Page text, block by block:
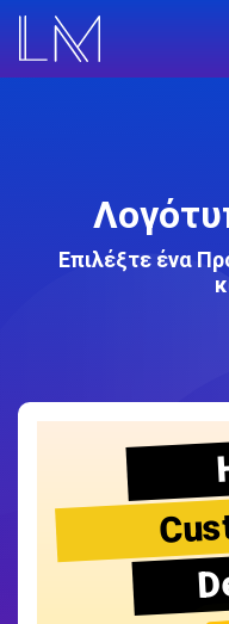
Επιλέξτε ένα